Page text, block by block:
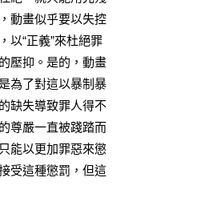
動畫似乎要以失控
以“正義”來杜絕罪
壓抑。是的，動畫
為了對這以暴制暴
缺失導致罪人得不
尊嚴一直被踐踏而
能以更加罪惡來懲
受這種懲罰，但這